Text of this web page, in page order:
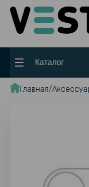
Каталог
Главная